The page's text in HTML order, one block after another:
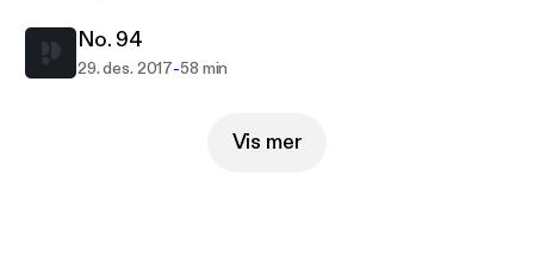
No. 94
29. des. 2017-58 min
Vis mer